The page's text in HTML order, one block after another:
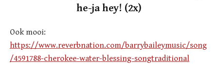
he-ja hey! (2x)
Ook mooi:
https://www.reverbnation.com/barrybaileymusic/song
/4591788-cherokee-water-blessing-songtraditional